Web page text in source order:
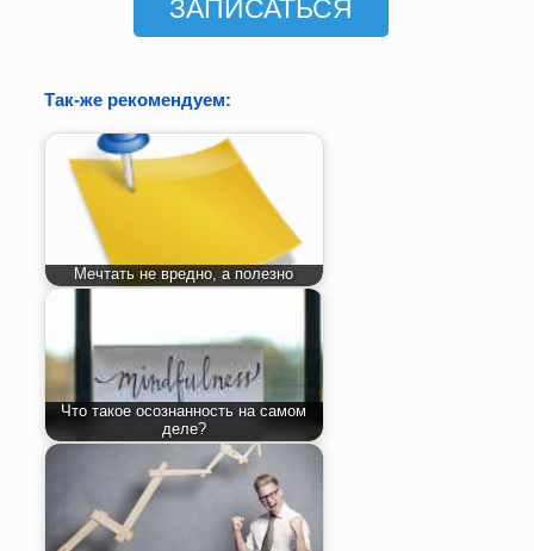
ЗАПИСАТЬСЯ
Так-же рекомендуем:
Мечтать не вредно, а полезно
Что такое осознанность на самом
деле?